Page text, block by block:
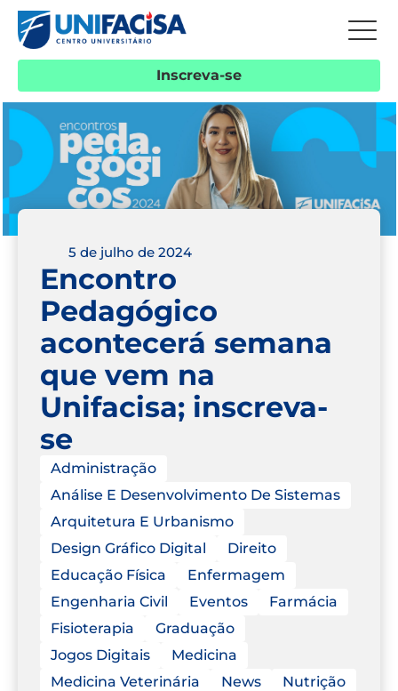
Inscreva-se
5 de julho de 2024
Encontro
Pedagógico
acontecerá semana
que vem na
Unifacisa; inscreva-
se
Administração
Análise E Desenvolvimento De Sistemas
Arquitetura E Urbanismo
Design Gráfico Digital
Direito
Educação Física
Enfermagem
Engenharia Civil
Eventos
Farmácia
Fisioterapia
Graduação
Jogos Digitais
Medicina
Medicina Veterinária
News
Nutrição